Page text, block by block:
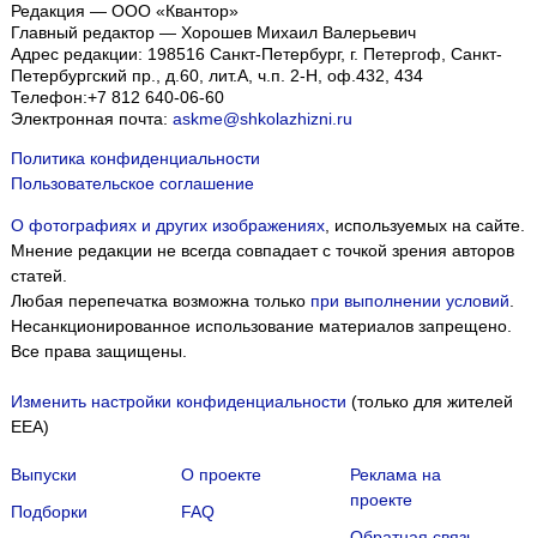
Редакция — ООО «Квантор»
Главный редактор — Хорошев Михаил Валерьевич
Адрес редакции: 198516 Санкт-Петербург, г. Петергоф, Санкт-
Петербургский пр., д.60, лит.А, ч.п. 2-Н, оф.432, 434
Телефон:+7 812 640-06-60
Электронная почта: askme@shkolazhizni.ru
Политика конфиденциальности
Пользовательское соглашение
О фотографиях и других изображениях, используемых на сайте.
Мнение редакции не всегда совпадает с точкой зрения авторов
статей.
Любая перепечатка возможна только при выполнении условий.
Несанкционированное использование материалов запрещено.
Все права защищены.
Изменить настройки конфиденциальности (только для жителей
EEA)
Выпуски
Подборки
О проекте
FAQ
Реклама на
проекте